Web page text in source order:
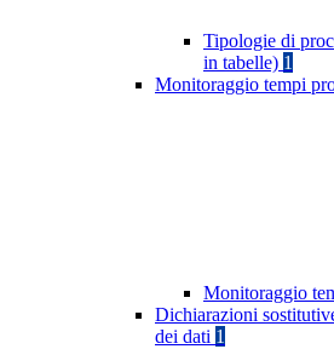
Tipologie di
in tabelle) 1
Monitoraggio tempi
Monitoraggio
Dichiarazioni
dei dati 1